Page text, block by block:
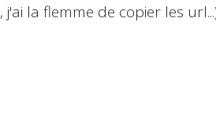
, j'ai la flemme de copier les